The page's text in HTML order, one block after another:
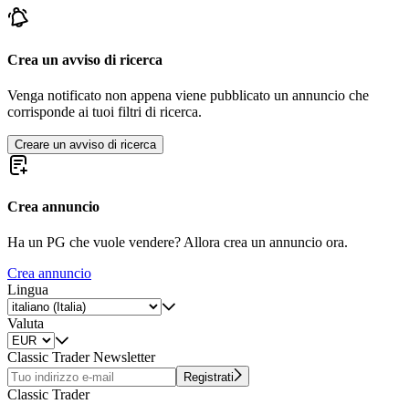
Crea un avviso di ricerca
Venga notificato non appena viene pubblicato un annuncio che
corrisponde ai tuoi filtri di ricerca.
Creare un avviso di ricerca
Crea annuncio
Ha un PG che vuole vendere? Allora crea un annuncio ora.
Crea annuncio
Lingua
Valuta
Classic Trader Newsletter
Registrati
Classic Trader